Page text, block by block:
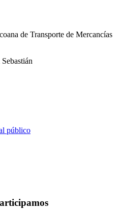
de Transporte de Mercancías
público